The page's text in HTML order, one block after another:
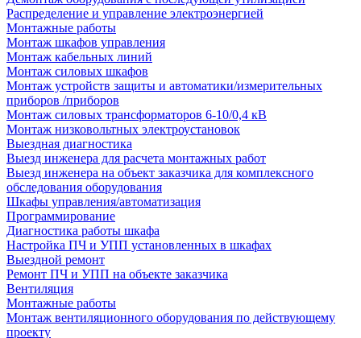
Распределение и управление электроэнергией
Монтажные работы
Монтаж шкафов управления
Монтаж кабельных линий
Монтаж силовых шкафов
Монтаж устройств защиты и автоматики/измерительных
приборов /приборов
Монтаж силовых трансформаторов 6-10/0,4 кВ
Монтаж низковольтных электроустановок
Выездная диагностика
Выезд инженера для расчета монтажных работ
Выезд инженера на объект заказчика для комплексного
обследования оборудования
Шкафы управления/автоматизация
Программирование
Диагностика работы шкафа
Настройка ПЧ и УПП установленных в шкафах
Выездной ремонт
Ремонт ПЧ и УПП на объекте заказчика
Вентиляция
Монтажные работы
Монтаж вентиляционного оборудования по действующему
проекту